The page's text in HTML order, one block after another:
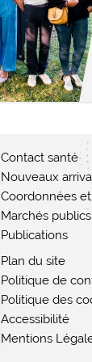
Contact santé
Nouveaux
Coordonnées
Marchés publics
Publications
Plan du site
Politique de
Politique des
Accessibilité
Mentions